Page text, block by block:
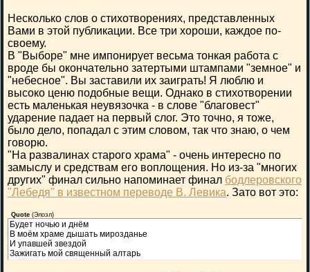
Несколько слов о стихотворениях, представленных
Вами в этой публикации. Все три хороши, каждое по-
своему.
В "Выборе" мне импонирует весьма тонкая работа с
вроде бы окончательно затертыми штампами "земное" и
"небесное". Вы заставили их заиграть! Я люблю и
высоко ценю подобные вещи. Однако в стихотворении
есть маленькая неувязочка - в слове "благовест"
ударение падает на первый слог. Это точно, я тоже,
было дело, попадал с этим словом, так что знаю, о чем
говорю.
"На развалинах старого храма" - очень интересно по
замыслу и средствам его воплощения. Но из-за "многих
других" финал сильно напоминает финал бодлеровского
"Лебедя" в известном переводе В. Левика. Зато вот это:
Quote (Элоэл)
Будет ночью и днём
В моём храме дышать мирозданье
И упавшей звездой
Зажигать мой священный алтарь